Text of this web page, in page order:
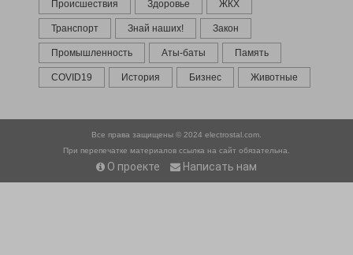
Происшествия Здоровье ЖКХ
Транспорт Знай наших! Закон
Промышленность Аты-баты Память
COVID19 История Бизнес Животные
Все права защищены © 2024 electrostal.com.
При перепечатке материалов ссылка на сайт обязательна.
О проекте Написать нам